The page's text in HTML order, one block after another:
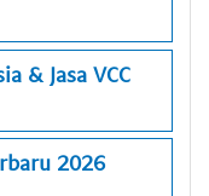
& Jasa VCC
2026